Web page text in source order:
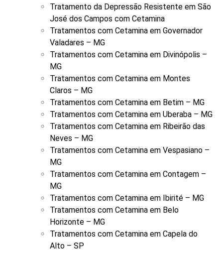
Tratamento da Depressão Resistente em São
José dos Campos com Cetamina
Tratamentos com Cetamina em Governador
Valadares – MG
Tratamentos com Cetamina em Divinópolis –
MG
Tratamentos com Cetamina em Montes
Claros – MG
Tratamentos com Cetamina em Betim – MG
Tratamentos com Cetamina em Uberaba – MG
Tratamentos com Cetamina em Ribeirão das
Neves – MG
Tratamentos com Cetamina em Vespasiano –
MG
Tratamentos com Cetamina em Contagem –
MG
Tratamentos com Cetamina em Ibirité – MG
Tratamentos com Cetamina em Belo
Horizonte – MG
Tratamentos com Cetamina em Capela do
Alto – SP